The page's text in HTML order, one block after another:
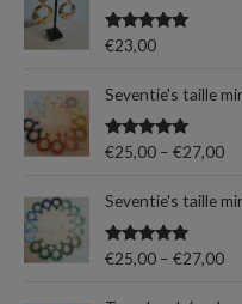
o
Note5.00
sur 5
€23,00
Seventie's taille
Note5.00
sur 5
€25,00 –€27,00
Seventie's taille
Note5.00
sur 5
€25,00 –€27,00